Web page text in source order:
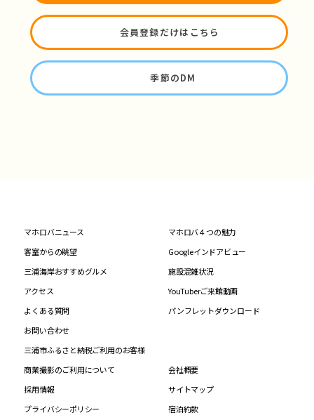
会員登録だけはこちら
季節のDM
マホロバニュース
マホロバ４つの魅力
客室からの眺望
Googleインドアビュー
三浦海岸おすすめグルメ
施設混雑状況
アクセス
YouTuberご来館動画
よくある質問
パンフレットダウンロード
お問い合わせ
三浦市ふるさと納税ご利用のお客様
商業撮影のご利用について
会社概要
採用情報
サイトマップ
プライバシーポリシー
宿泊約款